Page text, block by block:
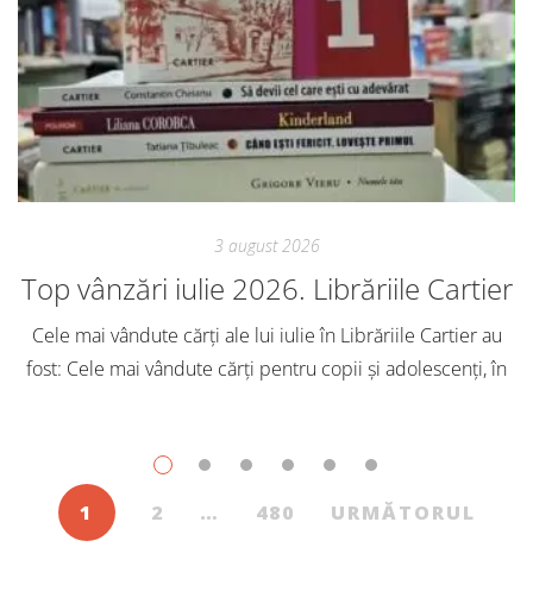
3 august 2026
Top vânzări iulie 2026. Librăriile Cartier
Cele mai vândute cărți ale lui iulie în Librăriile Cartier au
fost: Cele mai vândute cărți pentru copii și adolescenți, în
1 2 … 480 URMĂTORUL